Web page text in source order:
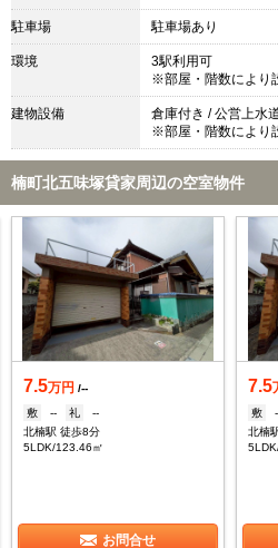
駐車場 駐車場あり
環境
3駅利用可
※部屋・階数により
建物設備
倉庫付き / 公営上水
※部屋・階数により
楠町北五味塚貸家周辺の空室物件
7.5万円 /--
敷
-- 礼
--
北楠駅 徒歩8分
5LDK/123.46㎡
お問合せ
7.5
敷
北楠